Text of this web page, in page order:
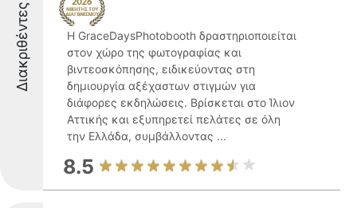
Διακριθέντες
Η GraceDaysPhotobooth δραστηριοποιείται
στον χώρο της φωτογραφίας και
βιντεοσκόπησης, ειδικεύοντας στη
δημιουργία αξέχαστων στιγμών για
διάφορες εκδηλώσεις. Βρίσκεται στο Ίλιον
Αττικής και εξυπηρετεί πελάτες σε όλη
την Ελλάδα, συμβάλλοντας ...
8.5